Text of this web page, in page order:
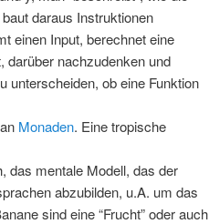
daraus Instruktionen
einen Input, berechnet eine
darüber nachzudenken und
unterscheiden, ob eine Funktion
Monaden. Eine tropische
das mentale Modell, das der
abzubilden, u.A. um das
sind eine “Frucht” oder auch